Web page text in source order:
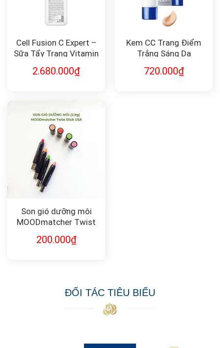
Cell Fusion C Expert –
Sữa Tẩy Trang Vitamin
2.680.000₫
Kem CC Trang Điểm
Trắng Sáng Da
Cream 30g
720.000₫
Son gió dưỡng môi
MOODmatcher Twist
mẫu mới 2.9g
200.000₫
ĐỐI TÁC TIÊU BIỂU